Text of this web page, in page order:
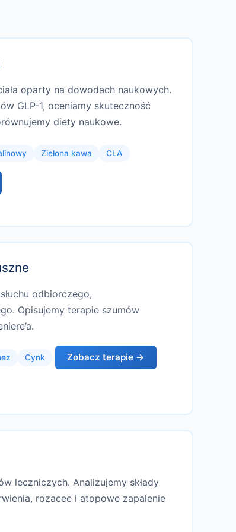
oparty na dowodach naukowych.
GLP-1, oceniamy skuteczność
diety naukowe.
Zielona kawa CLA
odbiorczego,
Opisujemy terapie szumów
Cynk Zobacz terapie →
leczniczych. Analizujemy składy
rozacee i atopowe zapalenie